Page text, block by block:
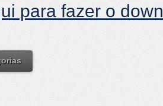
para fazer o